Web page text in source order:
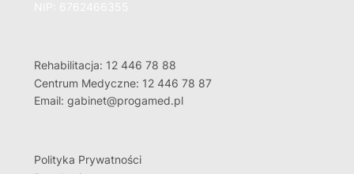
Rehabilitacja: 12 446 78 88
Centrum Medyczne: 12 446 78 87
Email: gabinet@progamed.pl
Polityka Prywatności